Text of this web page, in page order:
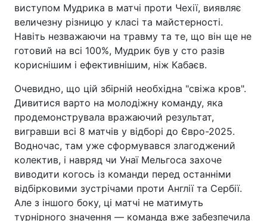
виступом Мудрика в матчі проти Чехії, виявляє
величезну різницю у класі та майстерності.
Навіть незважаючи на травму та те, що він ще не
готовий на всі 100%, Мудрик був у сто разів
кориснішим і ефективнішим, ніж Кабаєв.
Очевидно, що цій збірній необхідна "свіжа кров".
Дивитися варто на молодіжну команду, яка
продемонструвала вражаючий результат,
вигравши всі 8 матчів у відборі до Євро-2025.
Водночас, там уже сформувався злагоджений
колектив, і навряд чи Унаї Мельгоса захоче
виводити когось із команди перед останніми
відбірковими зустрічами проти Англії та Сербії.
Але з іншого боку, ці матчі не матимуть
турнірного значення — команда вже забезпечила